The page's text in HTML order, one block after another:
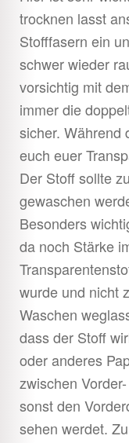
trocknen lasst
Stofffasern ein
schwer wieder
vorsichtig mit
immer die
sicher. Während
euch euer
Der Stoff sollte
gewaschen
Besonders
da noch Stärke
wurde und nicht
Waschen
dass der Stoff
oder anderes
zwischen
sonst den
sehen werdet.